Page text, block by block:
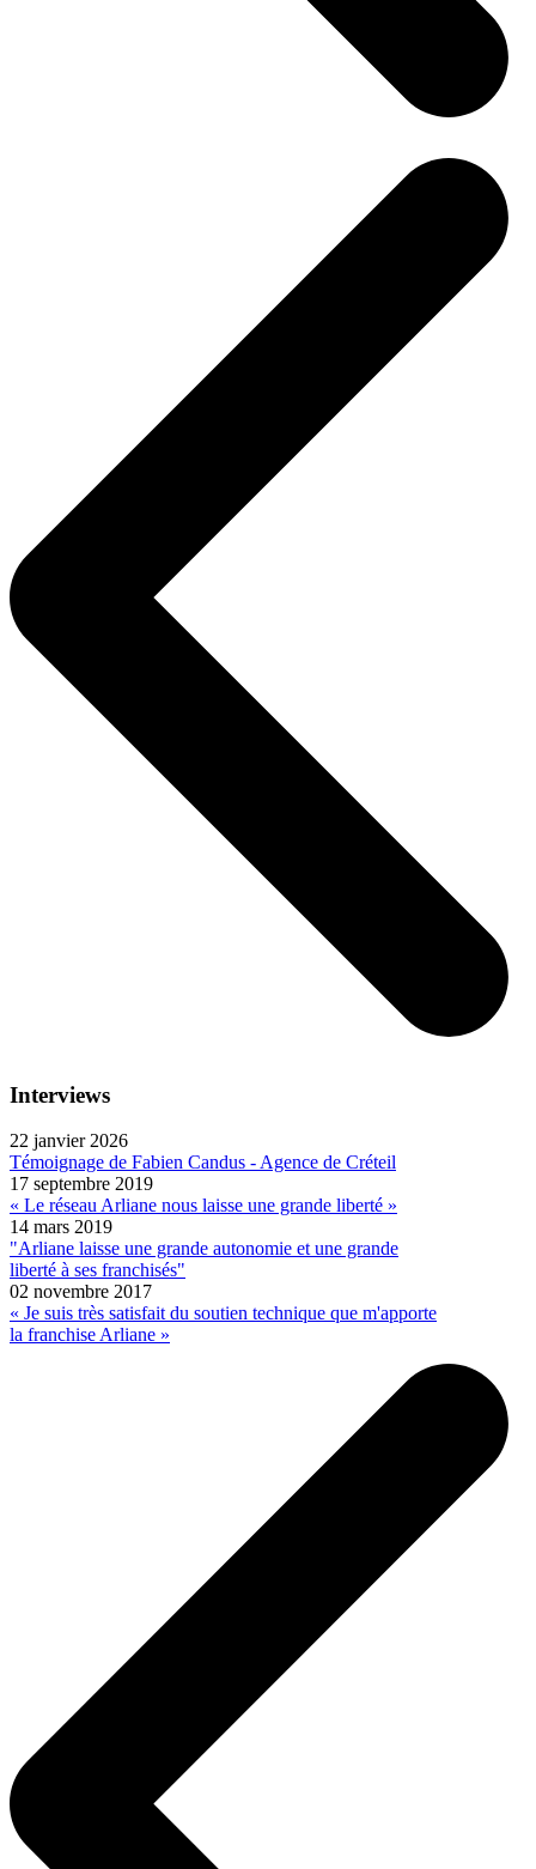
Interviews
22 janvier 2026
Témoignage de Fabien Candus - Agence de Créteil
17 septembre 2019
« Le réseau Arliane nous laisse une grande liberté »
14 mars 2019
"Arliane laisse une grande autonomie et une grande
liberté à ses franchisés"
02 novembre 2017
« Je suis très satisfait du soutien technique que m'apporte
la franchise Arliane »